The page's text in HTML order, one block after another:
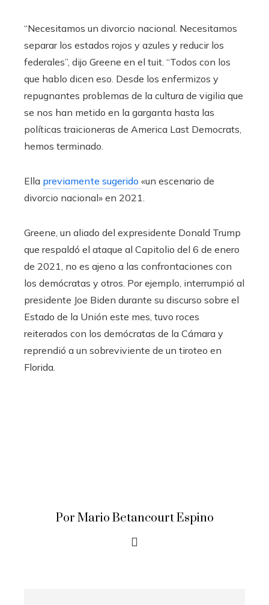
“Necesitamos un divorcio nacional. Necesitamos
separar los estados rojos y azules y reducir los
federales”, dijo Greene en el tuit. “Todos con los
que hablo dicen eso. Desde los enfermizos y
repugnantes problemas de la cultura de vigilia que
se nos han metido en la garganta hasta las
políticas traicioneras de America Last Democrats,
hemos terminado.
Ella previamente sugerido «un escenario de
divorcio nacional» en 2021.
Greene, un aliado del expresidente Donald Trump
que respaldó el ataque al Capitolio del 6 de enero
de 2021, no es ajeno a las confrontaciones con
los demócratas y otros. Por ejemplo, interrumpió al
presidente Joe Biden durante su discurso sobre el
Estado de la Unión este mes, tuvo roces
reiterados con los demócratas de la Cámara y
reprendió a un sobreviviente de un tiroteo en
Florida.
Por Mario Betancourt Espino